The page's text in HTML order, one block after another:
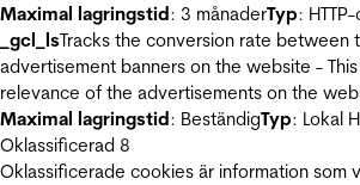
Maximal lagringstid: 3 månaderTyp:
_gcl_lsTracks the conversion rate between
advertisement banners on the website -
relevance of the advertisements on the
Maximal lagringstid: BeständigTyp: Lokal
Oklassificerad 8
Oklassificerade cookies är information som